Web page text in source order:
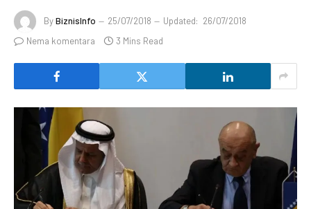
ByBiznisInfo 25/07/2018 Updated: 26/07/2018
Nema komentara
3 Mins Read